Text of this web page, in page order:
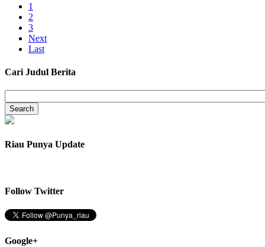
1
2
3
Next
Last
Cari Judul Berita
Riau Punya Update
Follow Twitter
Google+